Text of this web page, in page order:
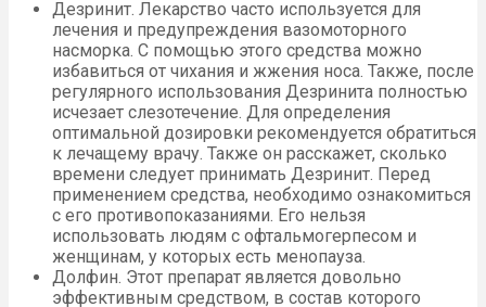
Дезринит. Лекарство часто используется для
лечения и предупреждения вазомоторного
насморка. С помощью этого средства можно
избавиться от чихания и жжения носа. Также, после
регулярного использования Дезринита полностью
исчезает слезотечение. Для определения
оптимальной дозировки рекомендуется обратиться
к лечащему врачу. Также он расскажет, сколько
времени следует принимать Дезринит. Перед
применением средства, необходимо ознакомиться
с его противопоказаниями. Его нельзя
использовать людям с офтальмогерпесом и
женщинам, у которых есть менопауза.
Долфин. Этот препарат является довольно
эффективным средством, в состав которого